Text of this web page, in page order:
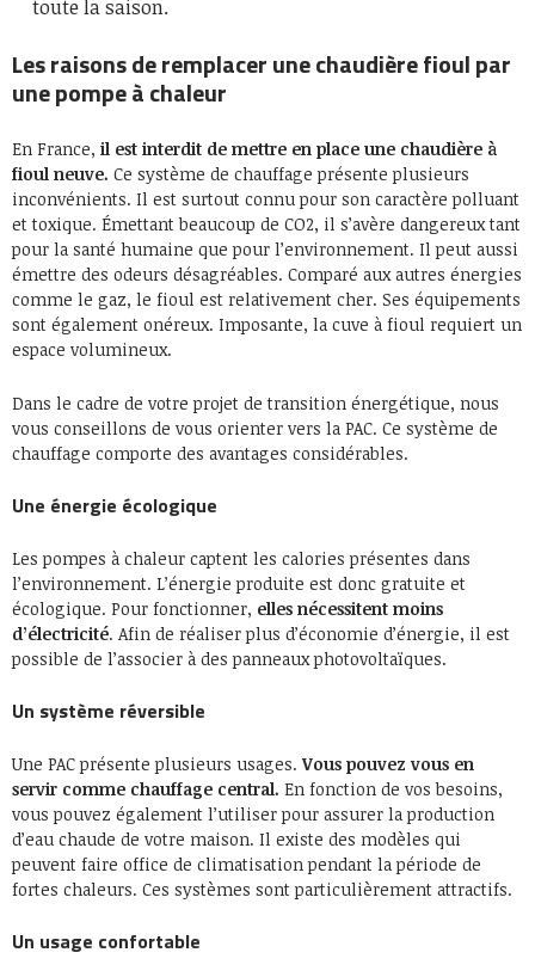
toute la saison.
Les raisons de remplacer une chaudière fioul par
une pompe à chaleur
En France, il est interdit de mettre en place une chaudière à
fioul neuve. Ce système de chauffage présente plusieurs
inconvénients. Il est surtout connu pour son caractère polluant
et toxique. Émettant beaucoup de CO2, il s’avère dangereux tant
pour la santé humaine que pour l’environnement. Il peut aussi
émettre des odeurs désagréables. Comparé aux autres énergies
comme le gaz, le fioul est relativement cher. Ses équipements
sont également onéreux. Imposante, la cuve à fioul requiert un
espace volumineux.
Dans le cadre de votre projet de transition énergétique, nous
vous conseillons de vous orienter vers la PAC. Ce système de
chauffage comporte des avantages considérables.
Une énergie écologique
Les pompes à chaleur captent les calories présentes dans
l’environnement. L’énergie produite est donc gratuite et
écologique. Pour fonctionner, elles nécessitent moins
d’électricité. Afin de réaliser plus d’économie d’énergie, il est
possible de l’associer à des panneaux photovoltaïques.
Un système réversible
Une PAC présente plusieurs usages. Vous pouvez vous en
servir comme chauffage central. En fonction de vos besoins,
vous pouvez également l’utiliser pour assurer la production
d’eau chaude de votre maison. Il existe des modèles qui
peuvent faire office de climatisation pendant la période de
fortes chaleurs. Ces systèmes sont particulièrement attractifs.
Un usage confortable